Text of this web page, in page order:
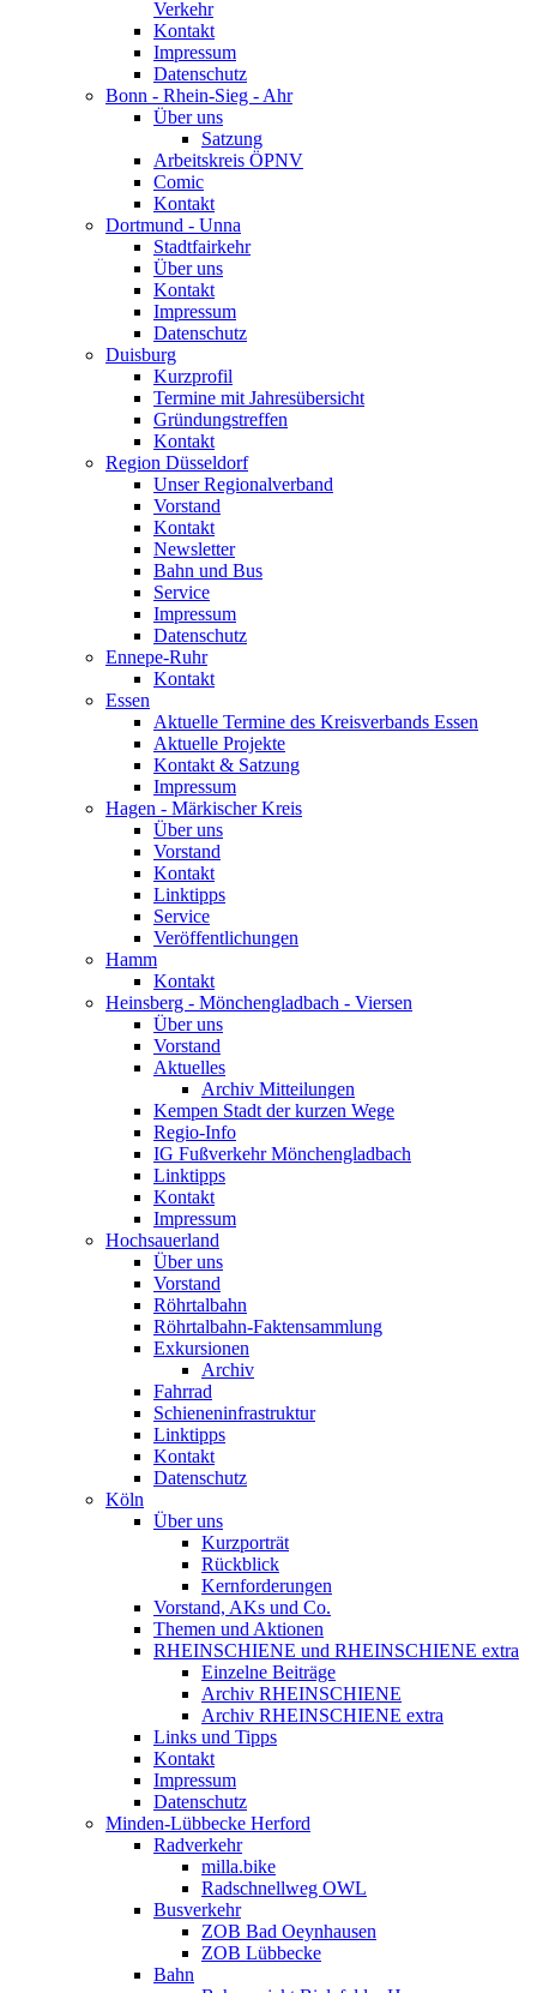
Verkehr
Kontakt
Impressum
Datenschutz
Bonn - Rhein-Sieg - Ahr
Über uns
Satzung
Arbeitskreis ÖPNV
Comic
Kontakt
Dortmund - Unna
Stadtfairkehr
Über uns
Kontakt
Impressum
Datenschutz
Duisburg
Kurzprofil
Termine mit Jahresübersicht
Gründungstreffen
Kontakt
Region Düsseldorf
Unser Regionalverband
Vorstand
Kontakt
Newsletter
Bahn und Bus
Service
Impressum
Datenschutz
Ennepe-Ruhr
Kontakt
Essen
Aktuelle Termine des Kreisverbands Essen
Aktuelle Projekte
Kontakt & Satzung
Impressum
Hagen - Märkischer Kreis
Über uns
Vorstand
Kontakt
Linktipps
Service
Veröffentlichungen
Hamm
Kontakt
Heinsberg - Mönchengladbach - Viersen
Über uns
Vorstand
Aktuelles
Archiv Mitteilungen
Kempen Stadt der kurzen Wege
Regio-Info
IG Fußverkehr Mönchengladbach
Linktipps
Kontakt
Impressum
Hochsauerland
Über uns
Vorstand
Röhrtalbahn
Röhrtalbahn-Faktensammlung
Exkursionen
Archiv
Fahrrad
Schieneninfrastruktur
Linktipps
Kontakt
Datenschutz
Köln
Über uns
Kurzporträt
Rückblick
Kernforderungen
Vorstand, AKs und Co.
Themen und Aktionen
RHEINSCHIENE und RHEINSCHIENE extra
Einzelne Beiträge
Archiv RHEINSCHIENE
Archiv RHEINSCHIENE extra
Links und Tipps
Kontakt
Impressum
Datenschutz
Minden-Lübbecke Herford
Radverkehr
milla.bike
Radschnellweg OWL
Busverkehr
ZOB Bad Oeynhausen
ZOB Lübbecke
Bahn